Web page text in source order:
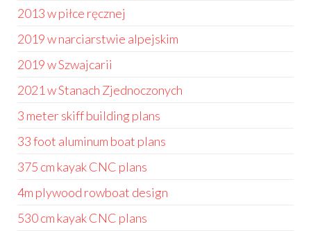
2013 w piłce ręcznej
2019 w narciarstwie alpejskim
2019 w Szwajcarii
2021 w Stanach Zjednoczonych
3 meter skiff building plans
33 foot aluminum boat plans
375 cm kayak CNC plans
4m plywood rowboat design
530 cm kayak CNC plans